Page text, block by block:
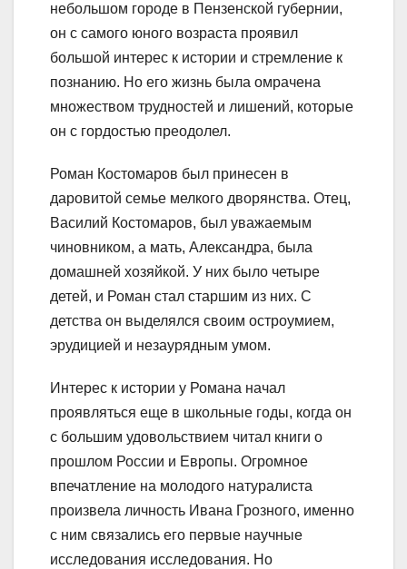
небольшом городе в Пензенской губернии,
он с самого юного возраста проявил
большой интерес к истории и стремление к
познанию. Но его жизнь была омрачена
множеством трудностей и лишений, которые
он с гордостью преодолел.
Роман Костомаров был принесен в
даровитой семье мелкого дворянства. Отец,
Василий Костомаров, был уважаемым
чиновником, а мать, Александра, была
домашней хозяйкой. У них было четыре
детей, и Роман стал старшим из них. С
детства он выделялся своим остроумием,
эрудицией и незаурядным умом.
Интерес к истории у Романа начал
проявляться еще в школьные годы, когда он
с большим удовольствием читал книги о
прошлом России и Европы. Огромное
впечатление на молодого натуралиста
произвела личность Ивана Грозного, именно
с ним связались его первые научные
исследования исследования. Но